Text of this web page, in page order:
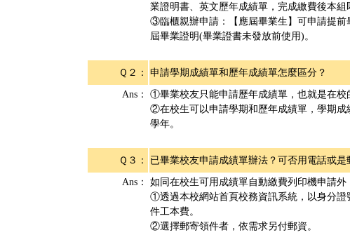
業證明書、英文歷年成績單，完成繳費後本組
③臨櫃親辦申請：【應屆畢業生】可申請提前
屆畢業證明(畢業證書未發放前使用)。
Ｑ２： 申請學期成績單和歷年成績單怎麼區分？
Ans：
①畢業校友只能申請歷年成績單，也就是在校
②在校生可以申請學期和歷年成績單，學期成
學年。
Ｑ３： 已畢業校友申請成績單辦法？可否用電話或是
Ans：
如同在校生可用成績單自動繳費列印機申請
①透過本校網站首頁校務資訊系統，以身分證
件工本費。
②選擇郵寄領件者，依需求另付郵資。